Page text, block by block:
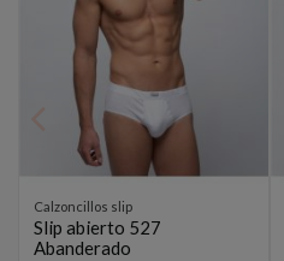
Calzoncillos slip
Slip abierto 527
Abanderado